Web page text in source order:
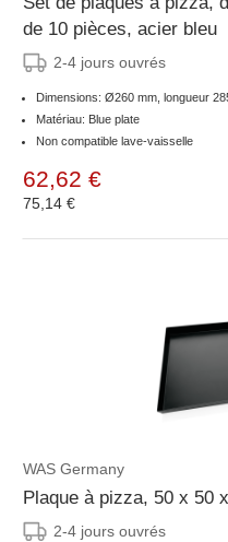
de 10 pièces, acier bleu
2-4 jours ouvrés
Dimensions: Ø260 mm, longueur
Matériau: Blue plate
Non compatible lave-vaisselle
62,62 €
75,14 €
WAS Germany
Plaque à pizza, 50 x 50
2-4 jours ouvrés